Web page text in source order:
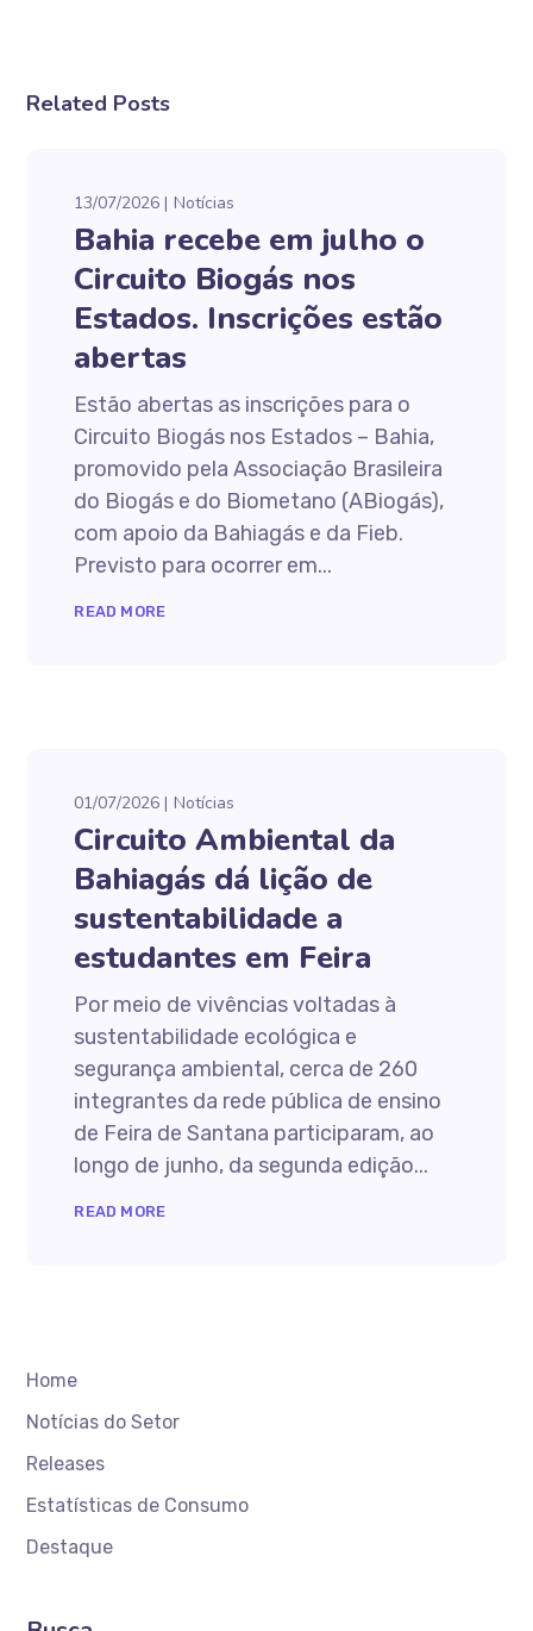
Related Posts
13/07/2026 Notícias
Bahia recebe em julho o
Circuito Biogás nos
Estados. Inscrições estão
abertas
Estão abertas as inscrições para o
Circuito Biogás nos Estados – Bahia,
promovido pela Associação Brasileira
do Biogás e do Biometano (ABiogás),
com apoio da Bahiagás e da Fieb.
Previsto para ocorrer em...
READ MORE
01/07/2026 Notícias
Circuito Ambiental da
Bahiagás dá lição de
sustentabilidade a
estudantes em Feira
Por meio de vivências voltadas à
sustentabilidade ecológica e
segurança ambiental, cerca de 260
integrantes da rede pública de ensino
de Feira de Santana participaram, ao
longo de junho, da segunda edição...
READ MORE
Home
Notícias do Setor
Releases
Estatísticas de Consumo
Destaque